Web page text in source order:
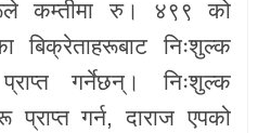
कम्तीमा रु। ४९९ को
बिक्रेताहरूबाट निःशुल्क
गर्नेछन्। निःशुल्क
प्राप्त गर्न, दाराज एपको